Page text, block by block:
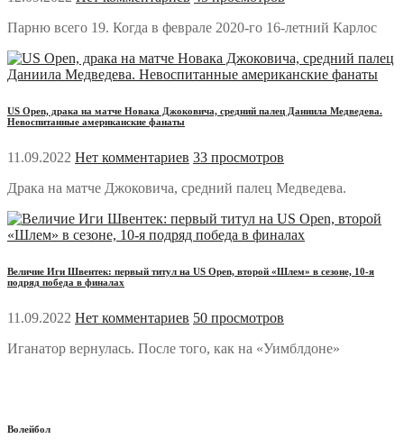
Парню всего 19. Когда в феврале 2020-го 16-летний Карлос
US Open, драка на матче Новака Джоковича, средний палец Даниила Медведева.
Невоспитанные американские фанаты
11.09.2022 Нет комментариев 33 просмотров
Драка на матче Джоковича, средний палец Медведева.
Величие Иги Швентек: первый титул на US Open, второй «Шлем» в сезоне, 10-я
подряд победа в финалах
11.09.2022 Нет комментариев 50 просмотров
Иганатор вернулась. После того, как на «Уимблдоне»
Волейбол